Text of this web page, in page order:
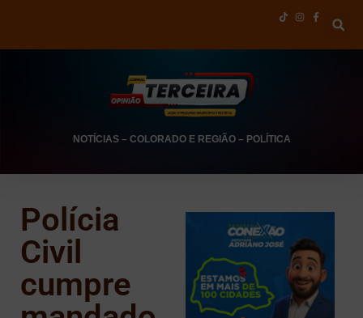
NOTÍCIAS– COLORADO E REGIÃO– POLÍTICA
Polícia
Civil
cumpre